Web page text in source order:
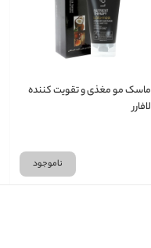
ماسک مو مغذی و تقویت کننده
لافارر
ناموجود